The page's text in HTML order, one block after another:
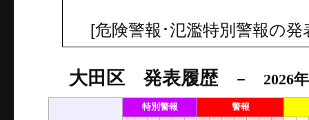
[危険警報･氾濫特別警報の
大田区 発表履歴－ 2026年8
特別警報 警報